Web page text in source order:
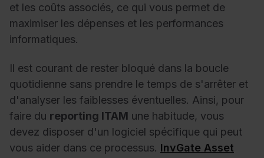
et les coûts associés, ce qui vous permet de
maximiser les dépenses et les performances
informatiques.
Il est courant de rester bloqué dans la boucle
quotidienne sans prendre le temps de s'arrêter et
d'analyser les faiblesses éventuelles. Ainsi, pour
faire du reporting ITAM une habitude, vous
devez disposer d'un logiciel spécifique qui peut
vous aider dans ce processus. InvGate Asset